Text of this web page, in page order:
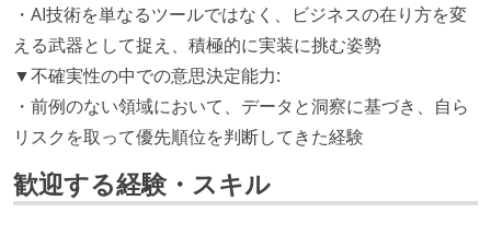
・AI技術を単なるツールではなく、ビジネスの在り方を変
える武器として捉え、積極的に実装に挑む姿勢
▼不確実性の中での意思決定能力:
・前例のない領域において、データと洞察に基づき、自ら
リスクを取って優先順位を判断してきた経験
歓迎する経験・スキル